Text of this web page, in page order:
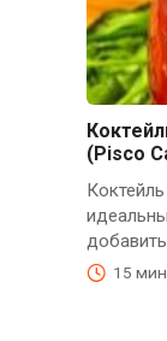
(Pisco
15 мин.